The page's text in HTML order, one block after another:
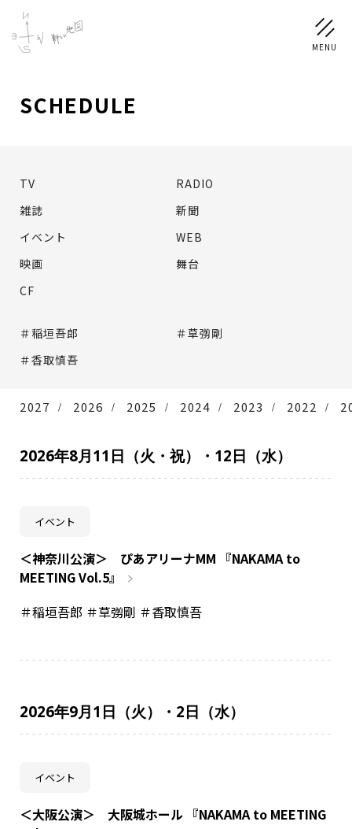
NEWS
PROFILE
稲垣 吾郎 香取 慎吾
DISCOGRAPHY
CHIZUSHOP
NAKAMA入会
CHIZULOG
お問い合わせ
メールマガジン登録/解除
SCHEDULE
TV
RADIO
雑誌
新聞
イベント
WEB
映画
舞台
CF
＃稲垣吾郎
＃草彅剛
＃香取慎吾
2027 2026 2025 2024 2023 2022
2026年8月11日（火・祝）・12日（水）
イベント
＜神奈川公演＞ ぴあアリーナMM 『NAKAMA to
MEETING Vol.5』
＃稲垣吾郎 ＃草彅剛 ＃香取慎吾
2026年9月1日（火）・2日（水）
イベント
＜大阪公演＞ 大阪城ホール 『NAKAMA to MEETING